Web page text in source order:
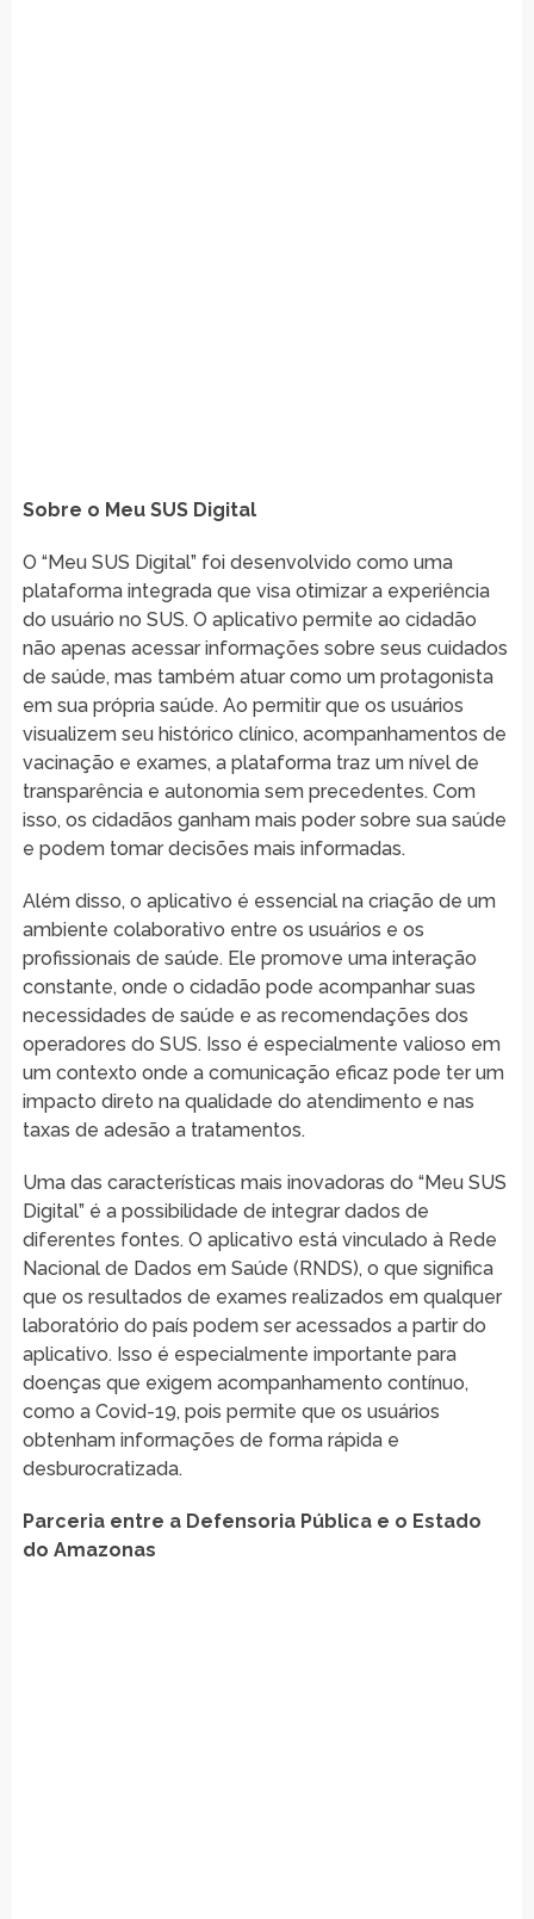
Sobre o Meu SUS Digital
O “Meu SUS Digital” foi desenvolvido como uma
plataforma integrada que visa otimizar a experiência
do usuário no SUS. O aplicativo permite ao cidadão
não apenas acessar informações sobre seus cuidados
de saúde, mas também atuar como um protagonista
em sua própria saúde. Ao permitir que os usuários
visualizem seu histórico clínico, acompanhamentos de
vacinação e exames, a plataforma traz um nível de
transparência e autonomia sem precedentes. Com
isso, os cidadãos ganham mais poder sobre sua saúde
e podem tomar decisões mais informadas.
Além disso, o aplicativo é essencial na criação de um
ambiente colaborativo entre os usuários e os
profissionais de saúde. Ele promove uma interação
constante, onde o cidadão pode acompanhar suas
necessidades de saúde e as recomendações dos
operadores do SUS. Isso é especialmente valioso em
um contexto onde a comunicação eficaz pode ter um
impacto direto na qualidade do atendimento e nas
taxas de adesão a tratamentos.
Uma das características mais inovadoras do “Meu SUS
Digital” é a possibilidade de integrar dados de
diferentes fontes. O aplicativo está vinculado à Rede
Nacional de Dados em Saúde (RNDS), o que significa
que os resultados de exames realizados em qualquer
laboratório do país podem ser acessados a partir do
aplicativo. Isso é especialmente importante para
doenças que exigem acompanhamento contínuo,
como a Covid-19, pois permite que os usuários
obtenham informações de forma rápida e
desburocratizada.
Parceria entre a Defensoria Pública e o Estado
do Amazonas